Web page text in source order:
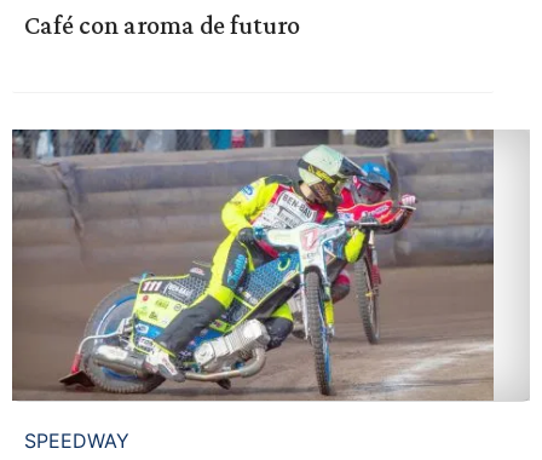
Café con aroma de futuro
SPEEDWAY